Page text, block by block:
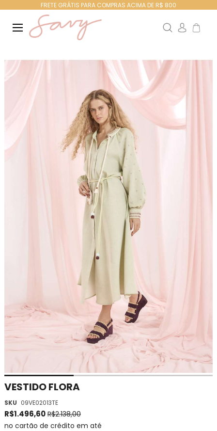
FRETE GRÁTIS PARA COMPRAS ACIMA DE R$ 800
Search
Meu
VESTIDO FLORA
SKU 09VE02013TE
R$1.496,60 R$2.138,00
no cartão de crédito em até
Pular
para
o
imagens
Saltar
o
início
da